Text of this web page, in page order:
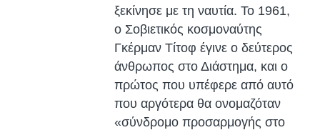
ξεκίνησε με τη ναυτία. Το 1961,
ο Σοβιετικός κοσμοναύτης
Γκέρμαν Τίτοφ έγινε ο δεύτερος
άνθρωπος στο Διάστημα, και ο
πρώτος που υπέφερε από αυτό
που αργότερα θα ονομαζόταν
«σύνδρομο προσαρμογής στο